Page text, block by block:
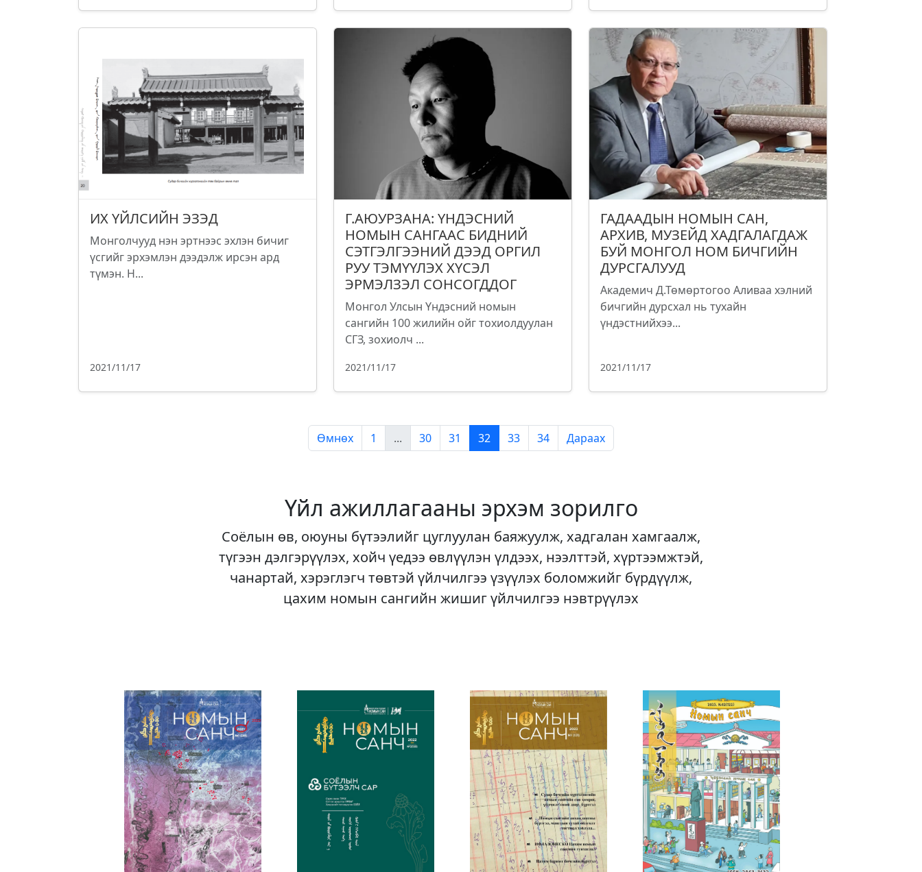
ИХ ҮЙЛСИЙН ЭЗЭД
Монголчууд нэн эртнээс эхлэн бичиг
үсгийг эрхэмлэн дээдэлж ирсэн ард
түмэн. Н...
2021/11/17
Г.АЮУРЗАНА: ҮНДЭСНИЙ
НОМЫН САНГААС БИДНИЙ
СЭТГЭЛГЭЭНИЙ ДЭЭД ОРГИЛ
РУУ ТЭМҮҮЛЭХ ХҮСЭЛ
ЭРМЭЛЗЭЛ СОНСОГДДОГ
Монгол Улсын Үндэсний номын
сангийн 100 жилийн ойг тохиолдуулан
СГЗ, зохиолч ...
2021/11/17
ГАДААДЫН НОМЫН САН,
АРХИВ, МУЗЕЙД ХАДГАЛАГДАЖ
БУЙ МОНГОЛ НОМ БИЧГИЙН
ДУРСГАЛУУД
Академич Д.Төмөртогоо Аливаа хэлний
бичгийн дурсхал нь тухайн
үндэстнийхээ...
2021/11/17
Өмнөх 1 ... 30 31 32 33 34 Дараах
Үйл ажиллагааны эрхэм зорилго
Соёлын өв, оюуны бүтээлийг цуглуулан баяжуулж, хадгалан хамгаалж,
түгээн дэлгэрүүлэх, хойч үедээ өвлүүлэн үлдээх, нээлттэй, хүртээмжтэй,
чанартай, хэрэглэгч төвтэй үйлчилгээ үзүүлэх боломжийг бүрдүүлж,
цахим номын сангийн жишиг үйлчилгээ нэвтрүүлэх